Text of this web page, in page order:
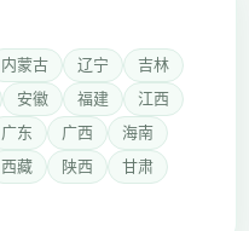
内蒙古 辽宁
吉林
安徽 福建
江西
广东 广西
海南
西藏 陕西
甘肃